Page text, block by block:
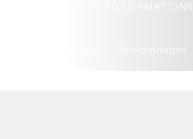
FORMATIONS
Témoignages